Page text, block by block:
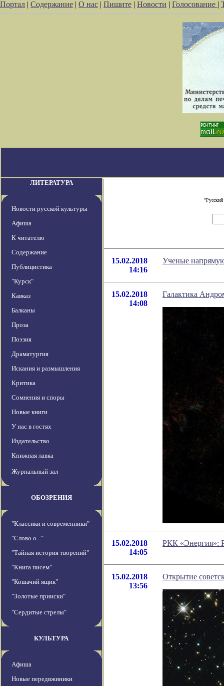
Портал | Содержание | О нас | Пишите | Новости | Голосование |
ЛИТЕРАТУРА
Новости русской культуры
Афиша
К читателю
Содержание
Публицистика
"Курск"
Кавказ
Балканы
Проза
Поэзия
Драматургия
Искания и размышления
Критика
Сомнения и споры
Новые книги
У нас в гостях
Издательство
Книжная лавка
Журнальный зал
ОБОЗРЕНИЯ
"Классики и современники"
"Слово о..."
"Тайная история творений"
"Книга писем"
"Кошачий ящик"
"Золотые прииски"
"Сердитые стрелы"
КУЛЬТУРА
Афиша
Новые передвжиники
15.02.2018
14:16
Ученые
15.02.2018
14:08
Галактика
15.02.2018
14:05
РКК «Энергия»:
15.02.2018
13:56
Открытие